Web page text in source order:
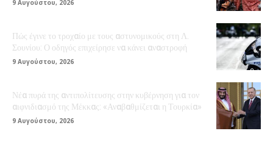
9 Αυγούστου, 2026
Πώς έγινε το τροχαίο με τους αστυνομικούς στη Λ.
Σουνίου: Ο οδηγός επιχείρησε να κάνει αναστροφή
9 Αυγούστου, 2026
Νέα πυρά της αντιπολίτευσης στην κυβέρνηση για τον
αιφνιδιασμό της Μέκκας: «Αναβαθμίζεται η Τουρκία»
9 Αυγούστου, 2026